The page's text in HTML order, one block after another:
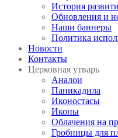
История
Обновления и
Наши баннеры
Политика
Новости
Контакты
Церковная утварь
Аналои
Паникадила
Иконостасы
Иконы
Облачения на
Гробницы для